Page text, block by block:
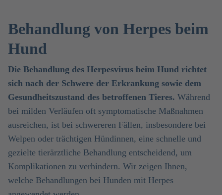
Behandlung von Herpes beim
Hund
Die Behandlung des Herpesvirus beim Hund richtet
sich nach der Schwere der Erkrankung sowie dem
Gesundheitszustand des betroffenen Tieres. Während
bei milden Verläufen oft symptomatische Maßnahmen
ausreichen, ist bei schwereren Fällen, insbesondere bei
Welpen oder trächtigen Hündinnen, eine schnelle und
gezielte tierärztliche Behandlung entscheidend, um
Komplikationen zu verhindern. Wir zeigen Ihnen,
welche Behandlungen bei Hunden mit Herpes